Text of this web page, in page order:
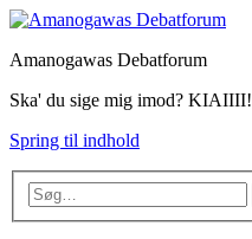
Amanogawas Debatforum
Ska' du sige mig imod? KIAIIII!
Spring til indhold